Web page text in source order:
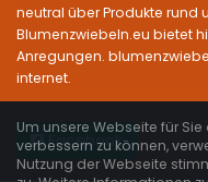
neutral über Produkte rund
Blumenzwiebeln.eu bietet
Anregungen.
internet.
Facebook
Um unsere Webseite für
verbessern zu können,
Nutzung der Webseite